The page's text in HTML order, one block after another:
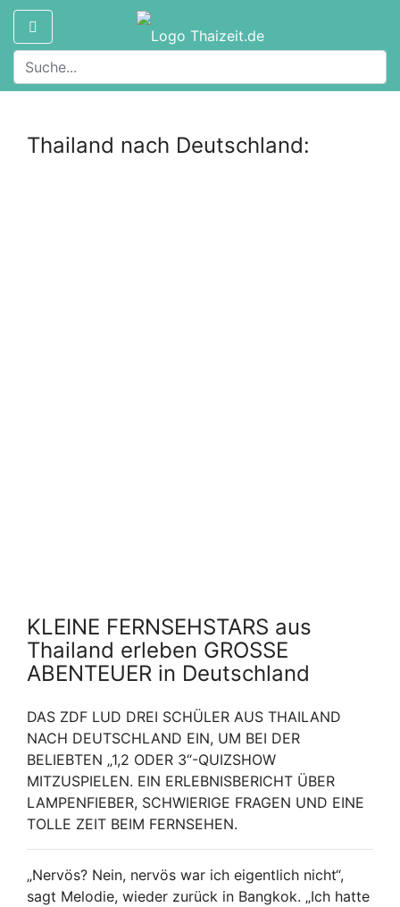
Thailand nach Deutschland:
KLEINE FERNSEHSTARS aus
Thailand erleben GROSSE
ABENTEUER in Deutschland
DAS ZDF LUD DREI SCHÜLER AUS THAILAND
NACH DEUTSCHLAND EIN, UM BEI DER
BELIEBTEN „1,2 ODER 3“-QUIZSHOW
MITZUSPIELEN. EIN ERLEBNISBERICHT ÜBER
LAMPENFIEBER, SCHWIERIGE FRAGEN UND EINE
TOLLE ZEIT BEIM FERNSEHEN.
„Nervös? Nein, nervös war ich eigentlich nicht“,
sagt Melodie, wieder zurück in Bangkok. „Ich hatte